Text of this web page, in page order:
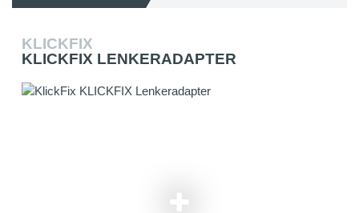
KLICKFIX
KLICKFIX LENKERADAPTER